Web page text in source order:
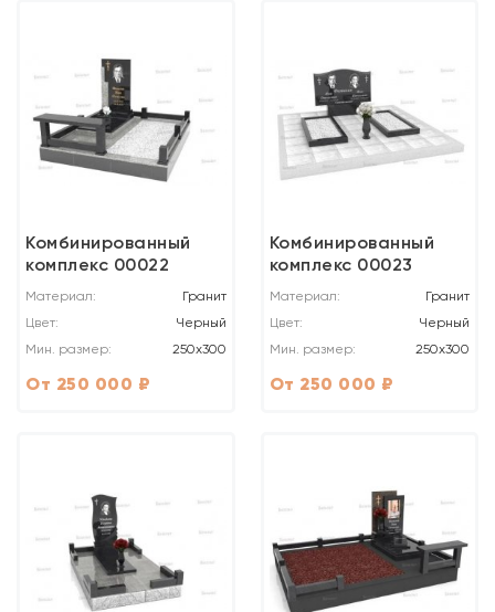
Комбинированный
комплекс 00022
Материал:
Гранит
Цвет:
Черный
Мин. размер:
250x300
От 250 000 ₽
Комбинированный
комплекс 00023
Материал:
Гранит
Цвет:
Черный
Мин. размер:
250x300
От 250 000 ₽